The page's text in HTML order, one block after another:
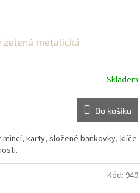
zelená metalická
Skladem
Do košíku
mincí, karty, složené bankovky, klíče
Kód: 949